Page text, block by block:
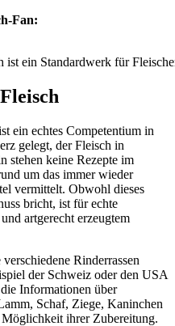
Fan:
ist ein Standardwerk für
ein echtes Competentium in
gelegt, der Fleisch in
stehen keine Rezepte im
um das immer wieder
vermittelt. Obwohl dieses
bricht, ist für echte
artgerecht erzeugtem
Rinderrassen
der Schweiz oder den USA
Informationen über
Schaf, Ziege, Kaninchen
ihrer Zubereitung.